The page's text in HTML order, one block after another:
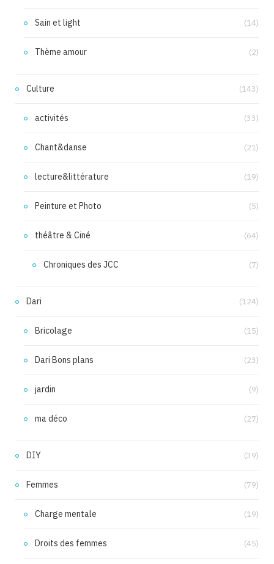
Sain et light (14)
Thème amour (2)
Culture (143)
activités (33)
Chant&danse (21)
lecture&littérature (19)
Peinture et Photo (5)
théâtre & Ciné (64)
Chroniques des JCC (7)
Dari (124)
Bricolage (15)
Dari Bons plans (23)
jardin (9)
ma déco (27)
DIY (39)
Femmes (79)
Charge mentale (19)
Droits des femmes (45)